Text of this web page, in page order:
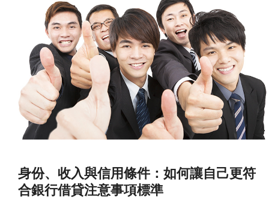
身份、收入與信用條件：如何讓自己更符
合銀行借貸注意事項標準